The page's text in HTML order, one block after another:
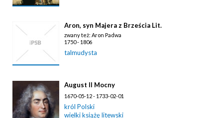
Aron, syn Majera z Brześcia Lit.
zwany też: Aron Padwa
1750 - 1806
talmudysta
August II Mocny
1670-05-12 - 1733-02-01
król Polski
wielki książę litewski